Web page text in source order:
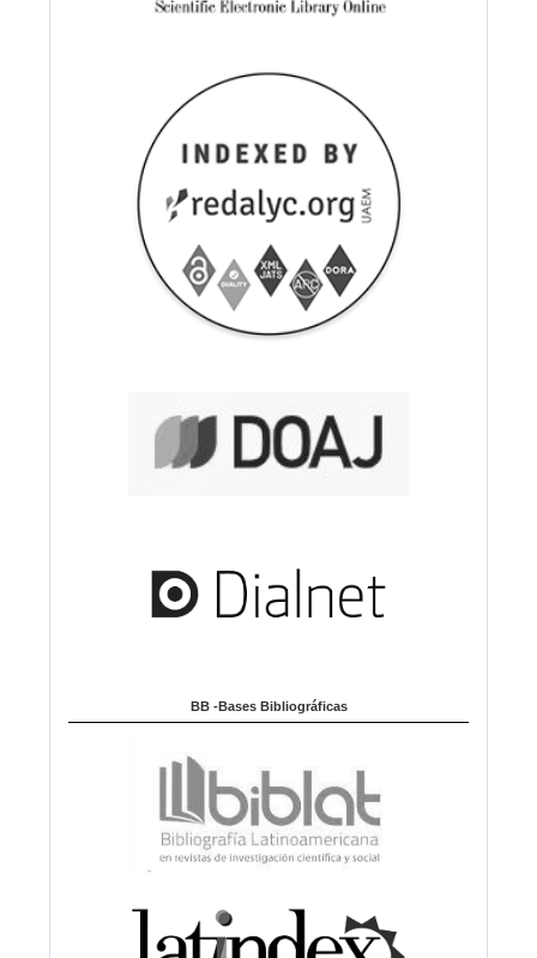
BB -Bases Bibliográficas